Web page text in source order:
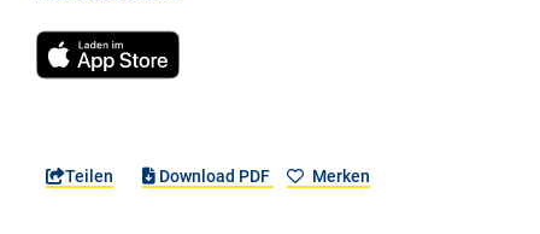
Teilen Download PDF Merken